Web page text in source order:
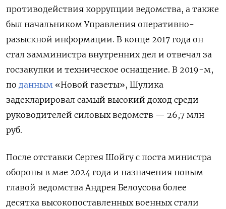
противодействия коррупции ведомства, а также
был начальником Управления оперативно-
разыскной информации. В конце 2017 года он
стал замминистра внутренних дел и отвечал за
госзакупки и техническое оснащение. В 2019-м,
по данным «Новой газеты», Шулика
задекларировал самый высокий доход среди
руководителей силовых ведомств — 26,7 млн
руб.
После отставки Сергея Шойгу с поста министра
обороны в мае 2024 года и назначения новым
главой ведомства Андрея Белоусова более
десятка высокопоставленных военных стали